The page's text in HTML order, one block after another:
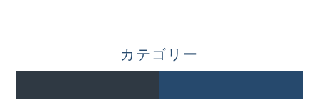
カテゴリー